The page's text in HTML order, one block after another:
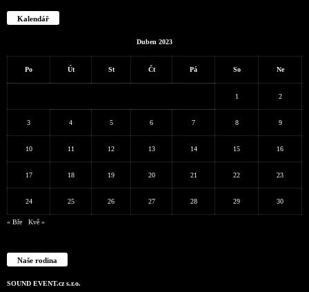
Kalendář
Duben 2023
Po Út St Čt Pá So Ne
1 2
3 4 5 6 7 8 9
10 11 12 13 14 15 16
17 18 19 20 21 22 23
24 25 26 27 28 29 30
« Bře Kvě »
Naše rodina
SOUND EVENT.cz s.r.o.